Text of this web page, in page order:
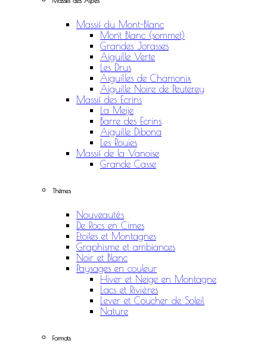
Massif du Mont-Blanc
Mont Blanc (sommet)
Grandes Jorasses
Aiguille Verte
Les Drus
Aiguilles de Chamonix
Aiguille Noire de Peuterey
Massif des Ecrins
La Meije
Barre des Ecrins
Aiguille Dibona
Les Rouies
Massif de la Vanoise
Grande Casse
Thèmes
Nouveautés
De Rocs en Cimes
Etoiles et Montagnes
Graphisme et ambiances
Noir et Blanc
Paysages en couleur
Hiver et Neige en Montagne
Lacs et Rivières
Lever et Coucher de Soleil
Nature
Formats